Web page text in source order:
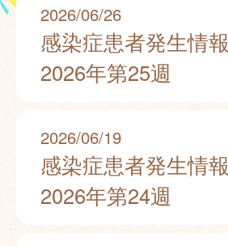
2026/06/26
感染症患者発生情報
2026年第25週
2026/06/19
感染症患者発生情報
2026年第24週